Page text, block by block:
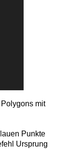
mit
Punkte
Ursprung